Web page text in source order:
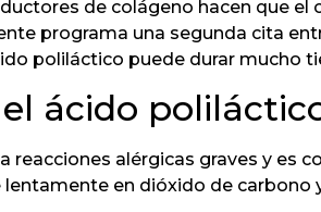
de colágeno hacen que
programa una segunda cita
poliláctico puede durar mucho
ácido
reacciones alérgicas graves y es
en dióxido de carbono